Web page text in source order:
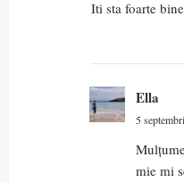
Iti sta foarte
Ella
5
mie mi